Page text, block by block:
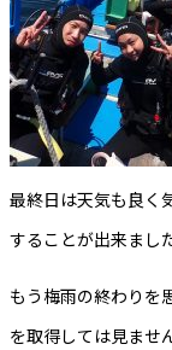
最終日は天気も良く
することが出来まし
もう梅雨の終わりを
を取得しては見ませ